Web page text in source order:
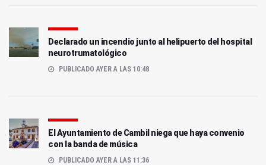
Declarado un incendio junto al helipuerto del hospital
neurotrumatológico
PUBLICADO AYER A LAS 10:48
El Ayuntamiento de Cambil niega que haya convenio
con la banda de música
PUBLICADO AYER A LAS 11:36